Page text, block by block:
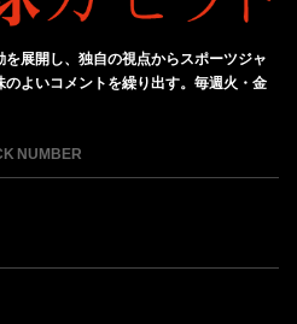
を展開し、独自の視点からスポーツジャ
のよいコメントを繰り出す。毎週火・金
NUMBER